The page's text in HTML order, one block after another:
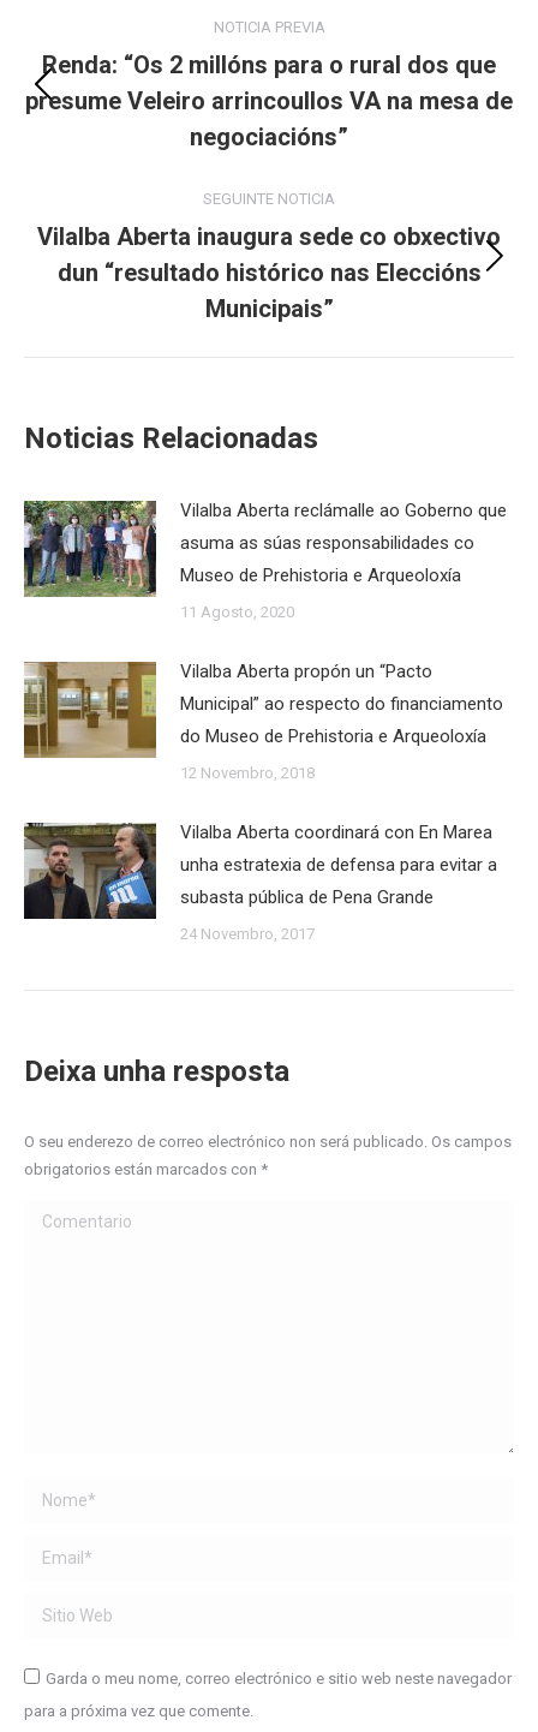
navigation
NOTICIA PREVIA
Previous
post:
Renda: “Os 2 millóns para o rural dos que
presume Veleiro arrincoullos VA na mesa de
negociacións”
SEGUINTE NOTICIA
Next
post:
Vilalba Aberta inaugura sede co obxectivo
dun “resultado histórico nas Eleccións
Municipais”
Noticias Relacionadas
Vilalba Aberta reclámalle ao Goberno que
asuma as súas responsabilidades co
Museo de Prehistoria e Arqueoloxía
11 Agosto, 2020
Vilalba Aberta propón un “Pacto
Municipal” ao respecto do financiamento
do Museo de Prehistoria e Arqueoloxía
12 Novembro, 2018
Vilalba Aberta coordinará con En Marea
unha estratexia de defensa para evitar a
subasta pública de Pena Grande
24 Novembro, 2017
Deixa unha resposta
O seu enderezo de correo electrónico non será publicado. Os campos
obrigatorios están marcados con *
Comentario
Name *
Email *
Sitio Web
Garda o meu nome, correo electrónico e sitio web neste navegador
para a próxima vez que comente.